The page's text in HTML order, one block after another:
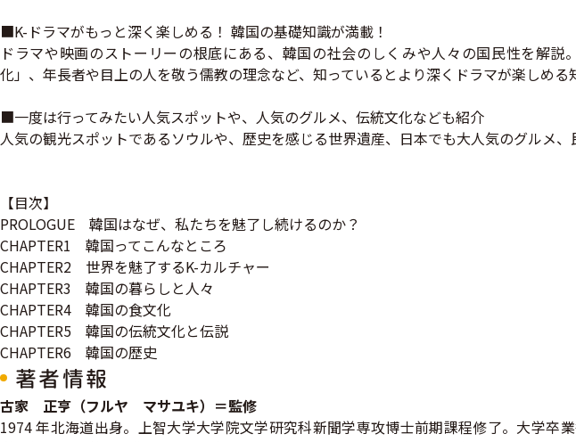
■K-ドラマがもっと深く楽しめる！ 韓国の基礎知識が満載！
ドラマや映画のストーリーの根底にある、韓国の社会のしくみや人々の国民性を解
化」、年長者や目上の人を敬う儒教の理念など、知っているとより深くドラマが楽しめる
■一度は行ってみたい人気スポットや、人気のグルメ、伝統文化なども紹介
人気の観光スポットであるソウルや、歴史を感じる世界遺産、日本でも大人気のグルメ
【目次】
PROLOGUE 韓国はなぜ、私たちを魅了し続けるのか？
CHAPTER1 韓国ってこんなところ
CHAPTER2 世界を魅了するK-カルチャー
CHAPTER3 韓国の暮らしと人々
CHAPTER4 韓国の食文化
CHAPTER5 韓国の伝統文化と伝説
CHAPTER6 韓国の歴史
著者情報
古家 正亨（フルヤ マサユキ）＝監修
1974 年北海道出身。上智大学大学院文学研究科新聞学専攻博士前期課程修了。大学